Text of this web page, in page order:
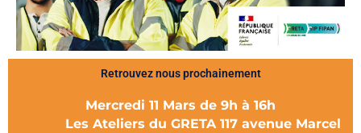
Retrouvez nous prochainement
Mercredi 11 Mars de 9h à 16h
Les Ateliers du GRETA 117 avenue Marcel